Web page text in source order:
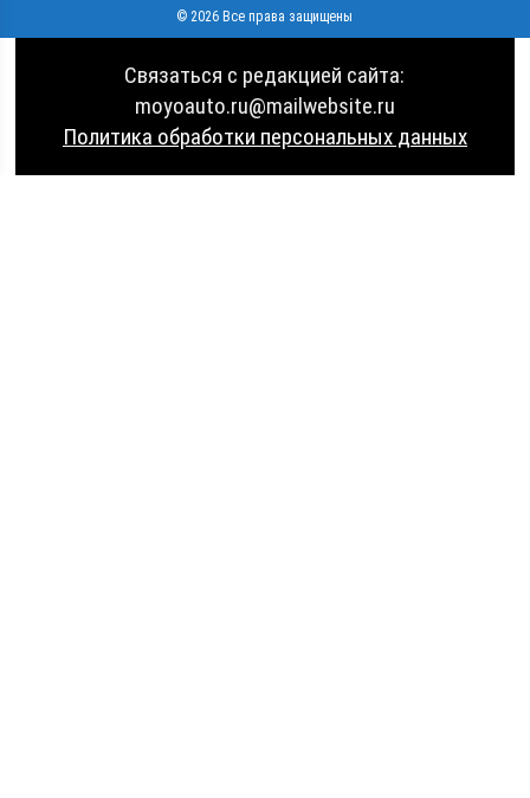
© 2026 Все права защищены
Связаться с редакцией сайта:
moyoauto.ru@mailwebsite.ru
Политика обработки персональных данных